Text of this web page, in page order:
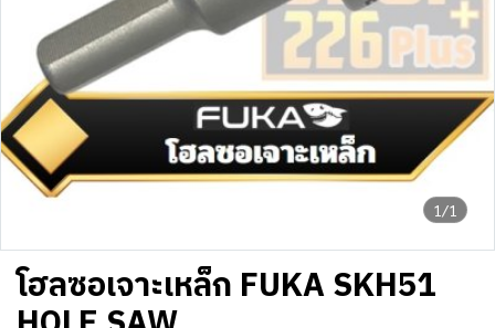
1/1
โฮลซอเจาะเหล็ก FUKA SKH51